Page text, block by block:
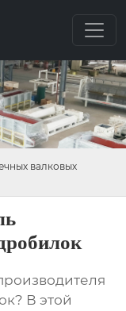
валковых
? В этой